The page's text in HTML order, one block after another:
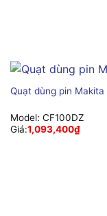
Quạt dùng pin Makita
Model: CF100DZ
Giá:1,093,400₫